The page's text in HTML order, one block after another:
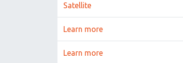
Satellite
Learn more
Learn more